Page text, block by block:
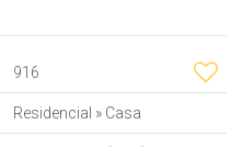
916
Residencial » Casa